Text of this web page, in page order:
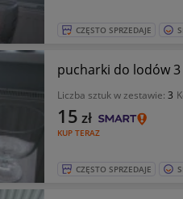
CZĘSTO SPRZEDAJE
pucharki do lodów 3
Liczba sztuk w zestawie: 3
KUP TERAZ
15 zł
CZĘSTO SPRZEDAJE